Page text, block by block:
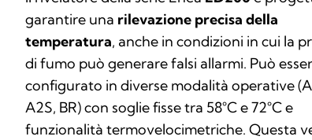
garantire una rilevazione precisa della
temperatura, anche in condizioni in cui la
di fumo può generare falsi allarmi. Può
configurato in diverse modalità operative
A2S, BR) con soglie fisse tra 58°C e 72°C e
funzionalità termovelocimetriche. Questa